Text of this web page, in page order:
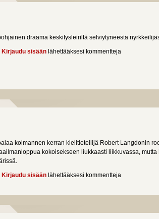
draama keskitysleiriltä selviytyneestä
The Survivor
Kirjaudu sisään lähettääksesi kommentteja
kolmannen kerran kielitieteilijä Robert Langdonin
kokoisekseen liukkaasti liikkuvassa,
Inferno
Kirjaudu sisään lähettääksesi kommentteja